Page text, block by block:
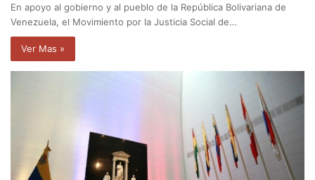
En apoyo al gobierno y al pueblo de la República Bolivariana de
Venezuela, el Movimiento por la Justicia Social de…
Ver Mas »